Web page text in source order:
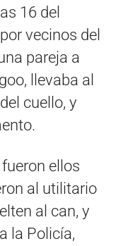
16 del
vecinos del
pareja a
llevaba al
cuello, y
ellos
al utilitario
al can, y
la Policía,